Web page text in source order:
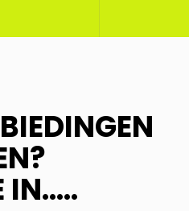
IN.....